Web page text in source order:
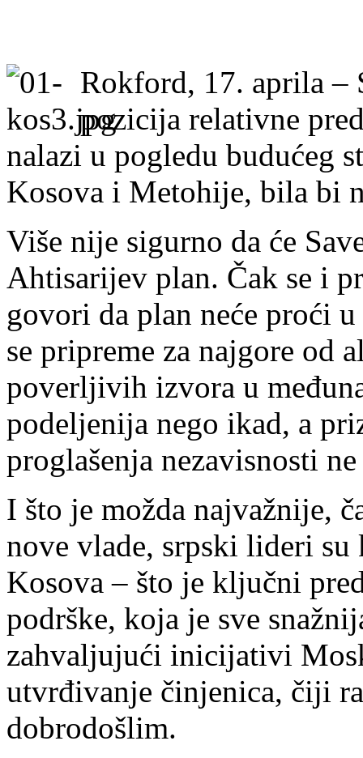
Rokford, 17. aprila –
pozicija relativne
nalazi u pogledu budućeg
Kosova i Metohije, bila bi
Više nije sigurno da će
Ahtisarijev plan. Čak se i
govori da plan neće proći
se pripreme za najgore od
poverljivih izvora u
podeljenija nego ikad, a
proglašenja nezavisnosti
I što je možda najvažnije,
nove vlade, srpski lideri
Kosova – što je ključni
podrške, koja je sve
zahvaljujući inicijativi
utvrđivanje činjenica, čiji
dobrodošlim.